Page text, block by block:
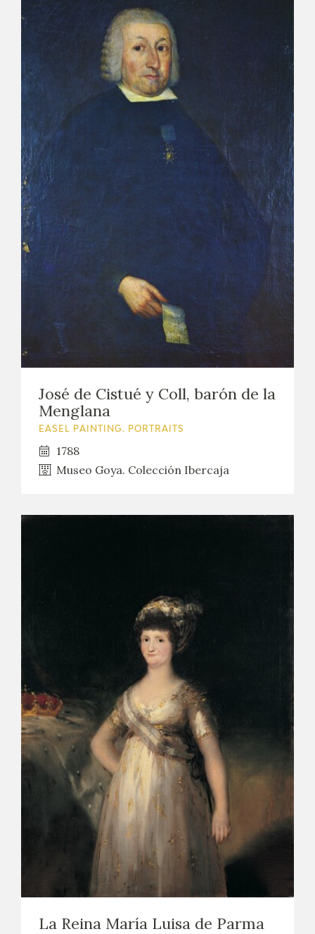
José de Cistué y Coll, barón de la
Menglana
EASEL PAINTING. PORTRAITS
1788
Museo Goya. Colección Ibercaja
La Reina María Luisa de Parma